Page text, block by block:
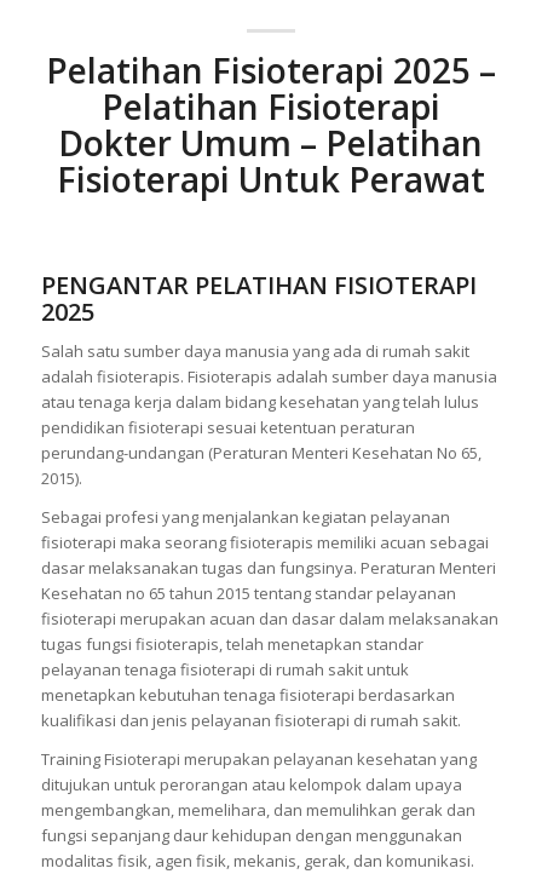
Pelatihan Fisioterapi 2025 –
Pelatihan Fisioterapi
Dokter Umum – Pelatihan
Fisioterapi Untuk Perawat
PENGANTAR PELATIHAN FISIOTERAPI
2025
Salah satu sumber daya manusia yang ada di rumah sakit
adalah fisioterapis. Fisioterapis adalah sumber daya manusia
atau tenaga kerja dalam bidang kesehatan yang telah lulus
pendidikan fisioterapi sesuai ketentuan peraturan
perundang-undangan (Peraturan Menteri Kesehatan No 65,
2015).
Sebagai profesi yang menjalankan kegiatan pelayanan
fisioterapi maka seorang fisioterapis memiliki acuan sebagai
dasar melaksanakan tugas dan fungsinya. Peraturan Menteri
Kesehatan no 65 tahun 2015 tentang standar pelayanan
fisioterapi merupakan acuan dan dasar dalam melaksanakan
tugas fungsi fisioterapis, telah menetapkan standar
pelayanan tenaga fisioterapi di rumah sakit untuk
menetapkan kebutuhan tenaga fisioterapi berdasarkan
kualifikasi dan jenis pelayanan fisioterapi di rumah sakit.
Training Fisioterapi merupakan pelayanan kesehatan yang
ditujukan untuk perorangan atau kelompok dalam upaya
mengembangkan, memelihara, dan memulihkan gerak dan
fungsi sepanjang daur kehidupan dengan menggunakan
modalitas fisik, agen fisik, mekanis, gerak, dan komunikasi.